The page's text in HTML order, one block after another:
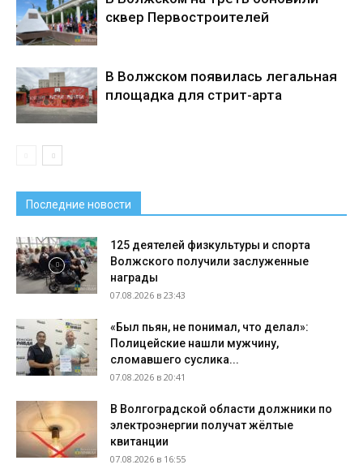
сквер Первостроителей
В Волжском появилась легальная
площадка для стрит-арта
Последние новости
125 деятелей физкультуры и спорта
Волжского получили заслуженные
награды
07.08.2026 в 23:43
«Был пьян, не понимал, что делал»:
Полицейские нашли мужчину,
сломавшего суслика...
07.08.2026 в 20:41
В Волгоградской области должники по
электроэнергии получат жёлтые
квитанции
07.08.2026 в 16:55